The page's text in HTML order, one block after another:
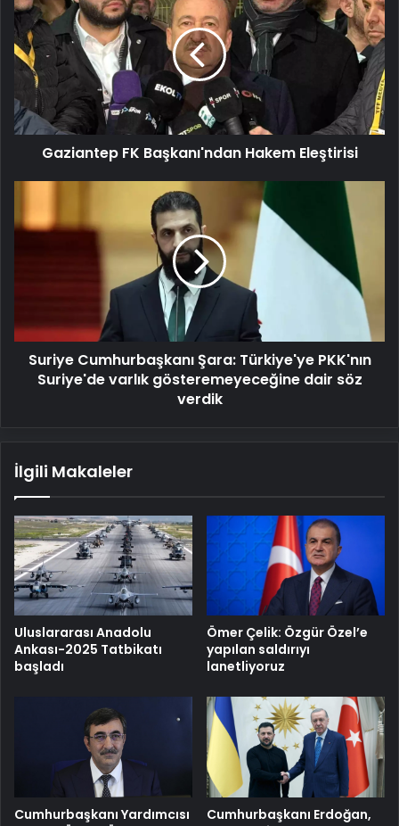
Başkanı'ndan
Hakem
Eleştirisi
Gaziantep FK Başkanı'ndan Hakem Eleştirisi
Şara:
gösteremeyeceğine
dair
söz
verdik
Suriye Cumhurbaşkanı Şara: Türkiye'ye PKK'nın
Suriye'de varlık gösteremeyeceğine dair söz
verdik
İlgili Makaleler
Uluslararası Anadolu
Ankası-2025 Tatbikatı
başladı
Ömer Çelik: Özgür Özel’e
yapılan saldırıyı
lanetliyoruz
Cumhurbaşkanı Yardımcısı
Cumhurbaşkanı Erdoğan,